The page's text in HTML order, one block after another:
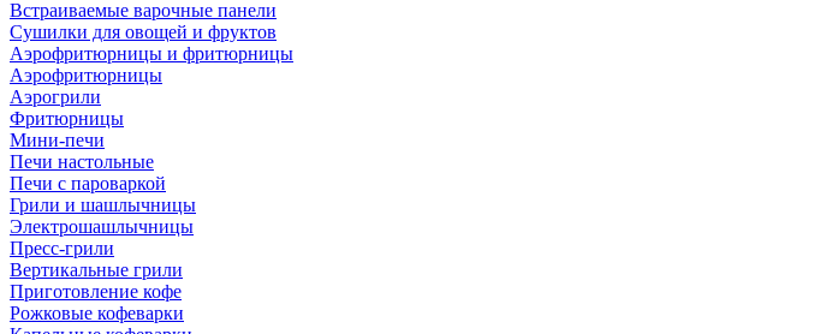
Встраиваемые варочные панели
Сушилки для овощей и фруктов
Аэрофритюрницы и фритюрницы
Аэрофритюрницы
Аэрогрили
Фритюрницы
Мини-печи
Печи настольные
Печи с пароваркой
Грили и шашлычницы
Электрошашлычницы
Пресс-грили
Вертикальные грили
Приготовление кофе
Рожковые кофеварки